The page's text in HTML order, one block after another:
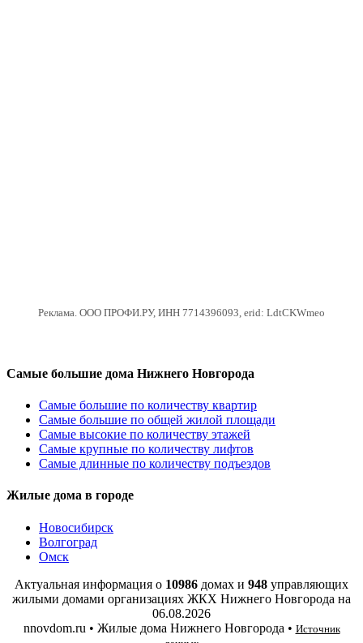
Реклама. ООО ПРОФИ.РУ, ИНН 7714396093, erid: LdtCKWmeo
Самые большие дома Нижнего Новгорода
Самые большие по количеству квартир
Самые большие по общей жилой площади
Самые высокие по количеству этажей
Самые крупные по количеству лифтов
Самые длинные по количеству подъездов
Жилые дома в городе
Новосибирск
Волгоград
Омск
Актуальная информация о 10986 домах и 948 управляющих
жилыми домами организациях ЖКХ Нижнего Новгорода на
06.08.2026
nnovdom.ru • Жилые дома Нижнего Новгорода • Источник